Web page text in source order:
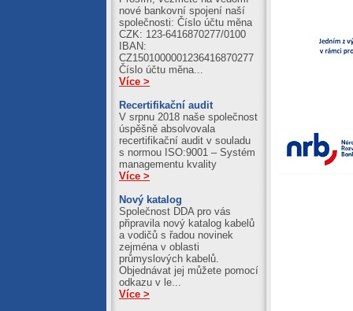
Cu = 1250.39
nové bankovní spojení naší
společnosti: Číslo účtu měna
CZK: 123-6416870277/0100
IBAN:
CZ1501000001236416870277
Číslo účtu měna...
Více >
Recertifikační audit
V srpnu 2018 naše společnost
úspěšně absolvovala
recertifikační audit v souladu
s normou ISO:9001 – Systém
managementu kvality
Více >
Nový katalog
Společnost DDA pro vás
připravila nový katalog kabelů
a vodičů s řadou novinek
zejména v oblasti
průmyslových kabelů.
Objednávat jej můžete pomocí
odkazu v le...
Více >